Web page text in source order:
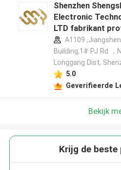
Shenzhen
Electronic
LTD fabrikant
A1109
Building,1# PJ Rd ，
Longgang Dist,
5.0
Geverifieerde
Bekijk
Krijg de beste